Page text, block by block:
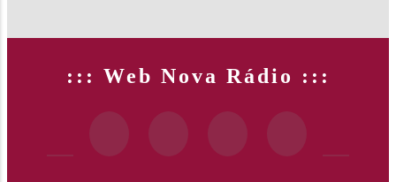
::: Web Nova Rádio :::